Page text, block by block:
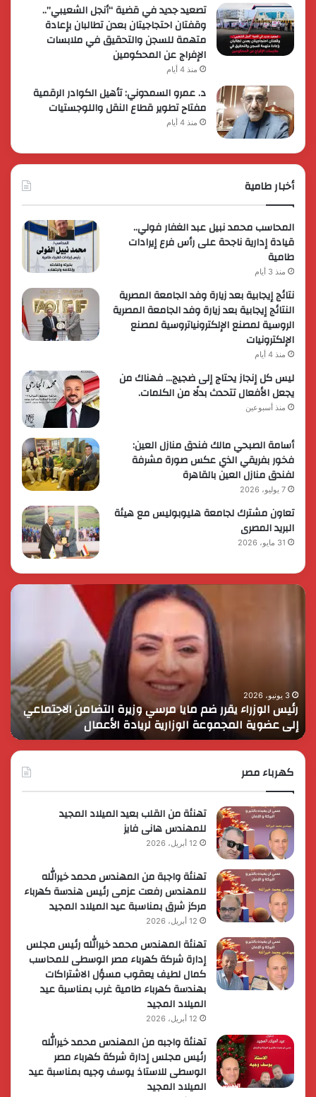
تصعيد جديد في قضية “أنجل الشعيبي”..
وقفتان احتجاجيتان بعدن تطالبان بإعادة
متهمة للسجن والتحقيق في ملابسات
الإفراج عن المحكومين
منذ 4 أيام
د. عمرو السمدوني: تأهيل الكوادر الرقمية
مفتاح تطوير قطاع النقل واللوجستيات
منذ 4 أيام
أخبار طامية
المحاسب محمد نبيل عبد الغفار فولي..
قيادة إدارية ناجحة على رأس فرع إيرادات
طامية
منذ 3 أيام
نتائج إيجابية بعد زيارة وفد الجامعة المصرية
النتائج إيجابية بعد زيارة وفد الجامعة المصرية
الروسية لمصنع الإلكترونياتروسية لمصنع
الإلكترونيات
منذ 4 أيام
ليس كل إنجاز يحتاج إلى ضجيج… فهناك من
يجعل الأفعال تتحدث بدلًا من الكلمات.
منذ أسبوعين
أسامة الصبحي مالك فندق منازل العين:
فخور بفريقي الذي عكس صورة مشرفة
لفندق منازل العين بالقاهرة
7 يوليو، 2026
تعاون مشترك لجامعة هليوبوليس مع هيئة
البريد المصرى
31 مايو، 2026
رئيس
التضامن
الاجتماعي
إلى
عضوية
المجموعة
الوزارية
3 يونيو، 2026
رئيس الوزراء يقرر ضم مايا مرسي وزيرة التضامن الاجتماعي
إلى عضوية المجموعة الوزارية لريادة الأعمال
في
كهرباء مصر
تهنئة من القلب بعيد الميلاد المجيد
للمهندس هانى فايز
12 أبريل، 2026
تهنئة واجبة من المهندس محمد خيرالله
للمهندس رفعت عزمى رئيس هندسة كهرباء
مركز شرق بمناسبة عيد الميلاد المجيد
12 أبريل، 2026
تهنئة المهندس محمد خيرالله رئيس مجلس
إدارة شركة كهرباء مصر الوسطى للمحاسب
كمال لطيف يعقوب مسؤل الاشتراكات
بهندسة كهرباء طامية غرب بمناسبة عيد
الميلاد المجيد
12 أبريل، 2026
تهنئة واجبه من المهندس محمد خيرالله
رئيس مجلس إدارة شركة كهرباء مصر
الوسطى للاستاذ يوسف وجيه بمناسبة عيد
الميلاد المجيد